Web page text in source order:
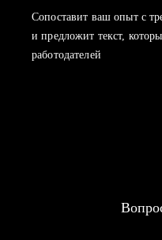
Сопоставит ваш опыт с
и предложит текст,
работодателей